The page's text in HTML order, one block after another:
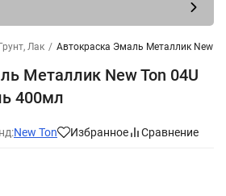
Лак / Автокраска Эмаль Металлик New
Металлик New Ton 04U
400мл
New Ton Избранное Сравнение